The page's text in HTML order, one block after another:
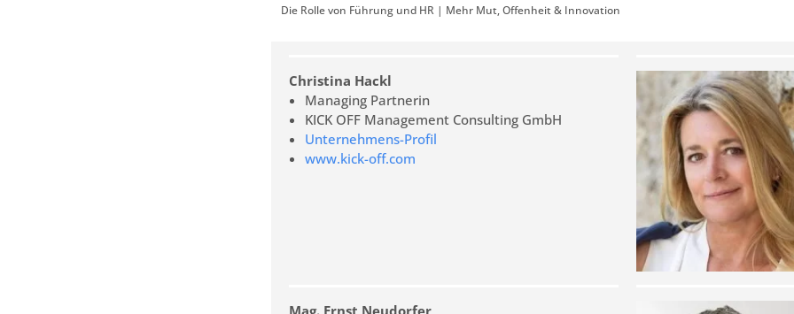
Die Rolle von Führung und HR | Mehr Mut, Offenheit & Innovation
Christina Hackl
Managing Partnerin
KICK OFF Management Consulting GmbH
Unternehmens-Profil
www.kick-off.com